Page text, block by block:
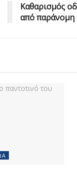
Καθαρισμός
από παράνομη